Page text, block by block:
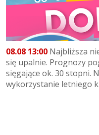
08.08 13:00 Najbliższa
się upalnie. Prognozy
sięgające ok. 30 stopni.
wykorzystanie letniego